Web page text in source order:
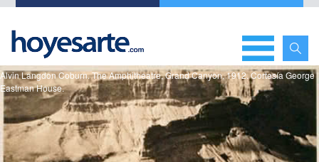
Alvin Langdon Coburn. The Amphitheatre, Grand Canyon, 1912. Cortesía George
Eastman House.